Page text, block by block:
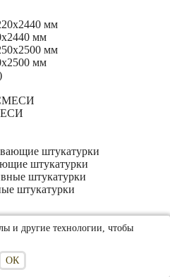
мм
мм
штукатурки
штукатурки
и другие технологии, чтобы
ОК